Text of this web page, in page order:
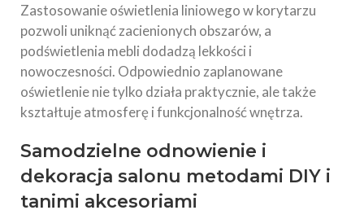
Zastosowanie oświetlenia liniowego w korytarzu
pozwoli uniknąć zacienionych obszarów, a
podświetlenia mebli dodadzą lekkości i
nowoczesności. Odpowiednio zaplanowane
oświetlenie nie tylko działa praktycznie, ale także
kształtuje atmosferę i funkcjonalność wnętrza.
Samodzielne odnowienie i
dekoracja salonu metodami DIY i
tanimi akcesoriami